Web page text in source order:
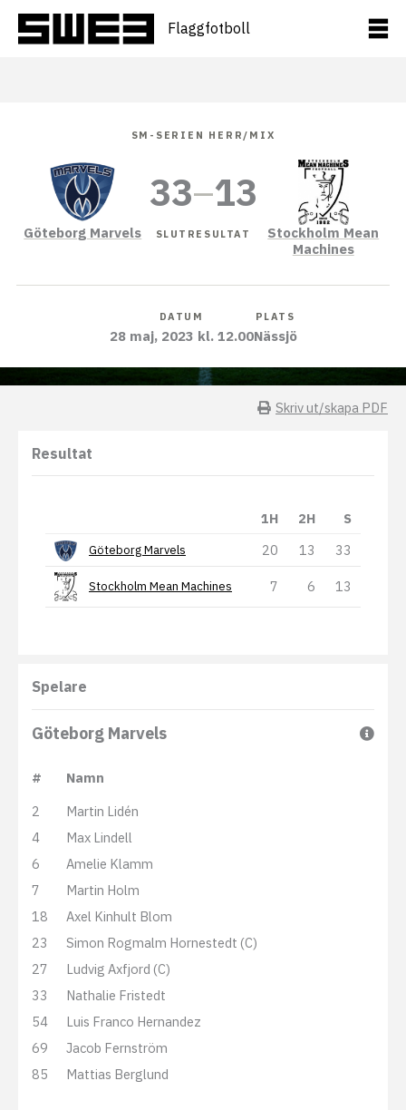
innehåll
Flaggfotboll
SM-SERIEN HERR/MIX
Göteborg Marvels
33–13
SLUTRESULTAT
Stockholm Mean
Machines
DATUM
28 maj, 2023 kl. 12.00
PLATS
Nässjö
Skriv ut/skapa PDF
Resultat
1H 2H S
Göteborg Marvels 20 13 33
Stockholm Mean Machines 7 6 13
Spelare
Göteborg Marvels
#
Namn
2
Martin Lidén
4
Max Lindell
6
Amelie Klamm
7
Martin Holm
18
Axel Kinhult Blom
23
Simon Rogmalm Hornestedt (C)
27
Ludvig Axfjord (C)
33
Nathalie Fristedt
54
Luis Franco Hernandez
69
Jacob Fernström
85
Mattias Berglund